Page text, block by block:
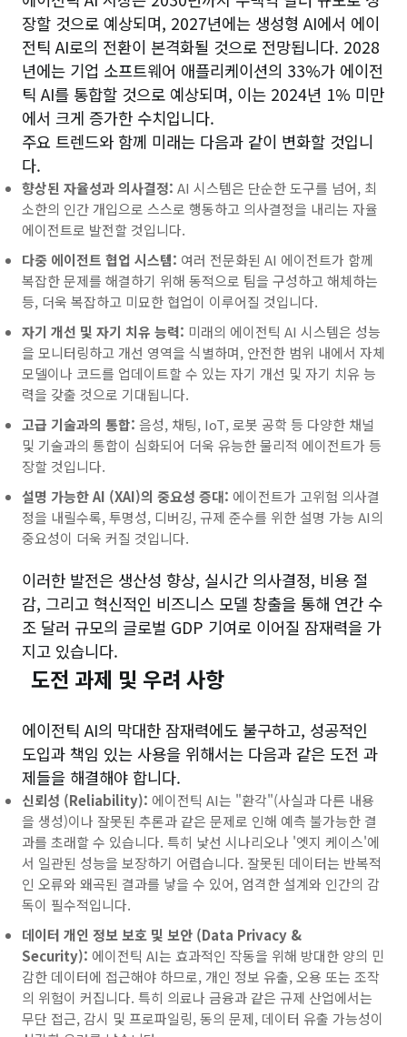
장할 것으로 예상되며, 2027년에는 생성형 AI에서 에이
전틱 AI로의 전환이 본격화될 것으로 전망됩니다. 2028
년에는 기업 소프트웨어 애플리케이션의 33%가 에이전
틱 AI를 통합할 것으로 예상되며, 이는 2024년 1% 미만
에서 크게 증가한 수치입니다.
주요 트렌드와 함께 미래는 다음과 같이 변화할 것입니
다.
향상된 자율성과 의사결정: AI 시스템은 단순한 도구를 넘어, 최
소한의 인간 개입으로 스스로 행동하고 의사결정을 내리는 자율
에이전트로 발전할 것입니다.
다중 에이전트 협업 시스템: 여러 전문화된 AI 에이전트가 함께
복잡한 문제를 해결하기 위해 동적으로 팀을 구성하고 해체하는
등, 더욱 복잡하고 미묘한 협업이 이루어질 것입니다.
자기 개선 및 자기 치유 능력: 미래의 에이전틱 AI 시스템은 성능
을 모니터링하고 개선 영역을 식별하며, 안전한 범위 내에서 자체
모델이나 코드를 업데이트할 수 있는 자기 개선 및 자기 치유 능
력을 갖출 것으로 기대됩니다.
고급 기술과의 통합: 음성, 채팅, IoT, 로봇 공학 등 다양한 채널
및 기술과의 통합이 심화되어 더욱 유능한 물리적 에이전트가 등
장할 것입니다.
설명 가능한 AI (XAI)의 중요성 증대: 에이전트가 고위험 의사결
정을 내릴수록, 투명성, 디버깅, 규제 준수를 위한 설명 가능 AI의
중요성이 더욱 커질 것입니다.
이러한 발전은 생산성 향상, 실시간 의사결정, 비용 절
감, 그리고 혁신적인 비즈니스 모델 창출을 통해 연간 수
조 달러 규모의 글로벌 GDP 기여로 이어질 잠재력을 가
지고 있습니다.
도전 과제 및 우려 사항
에이전틱 AI의 막대한 잠재력에도 불구하고, 성공적인
도입과 책임 있는 사용을 위해서는 다음과 같은 도전 과
제들을 해결해야 합니다.
신뢰성 (Reliability): 에이전틱 AI는 "환각"(사실과 다른 내용
을 생성)이나 잘못된 추론과 같은 문제로 인해 예측 불가능한 결
과를 초래할 수 있습니다. 특히 낯선 시나리오나 '엣지 케이스'에
서 일관된 성능을 보장하기 어렵습니다. 잘못된 데이터는 반복적
인 오류와 왜곡된 결과를 낳을 수 있어, 엄격한 설계와 인간의 감
독이 필수적입니다.
데이터 개인 정보 보호 및 보안 (Data Privacy &
Security): 에이전틱 AI는 효과적인 작동을 위해 방대한 양의 민
감한 데이터에 접근해야 하므로, 개인 정보 유출, 오용 또는 조작
의 위험이 커집니다. 특히 의료나 금융과 같은 규제 산업에서는
무단 접근, 감시 및 프로파일링, 동의 문제, 데이터 유출 가능성이